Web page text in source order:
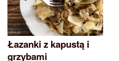
Łazanki z kapustą i
grzybami